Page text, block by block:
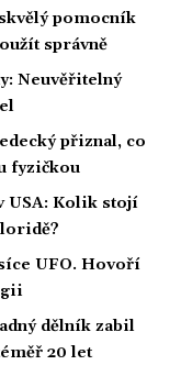
pomocník
správně
Neuvěřitelný
přiznal, co
fyzičkou
USA: Kolik stojí
UFO. Hovoří
dělník zabil
20 let